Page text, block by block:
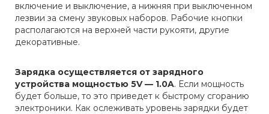
включение и выключение, а нижняя при выключенном
лезвии за смену звуковых наборов. Рабочие кнопки
располагаются на верхней части рукояти, другие
декоративные.
Зарядка осуществляется от зарядного
устройства мощностью 5V — 1.0A. Если мощность
будет больше, то это приведет к быстрому сгоранию
электроники. Как ослеживать уровень зарядки будет